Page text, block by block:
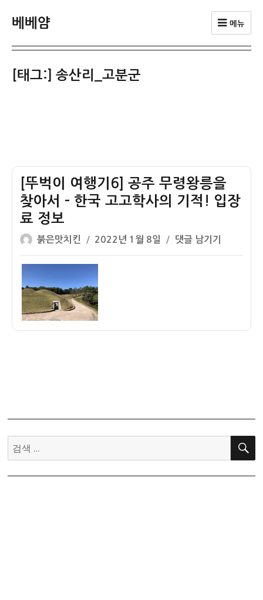
베베얌 메뉴
[태그:]송산리_고분군
[뚜벅이 여행기6] 공주 무령왕릉을
찾아서 – 한국 고고학사의 기적! 입장
료 정보
글
쓴
붉은맛치킨
작
성
2022년 1월 8일
[뚜
벅
아
댓글 남기기
검
색:
검